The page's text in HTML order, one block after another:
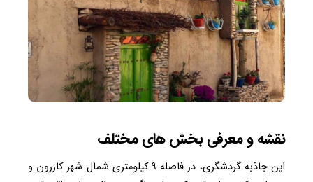
نقشه و معرفی بخش های مختلف
این جاذبه گردشگری، در فاصله ۹ کیلومتری شمال شهر کازرون و